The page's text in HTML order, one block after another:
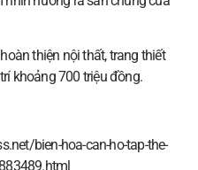
thiện nội thất, trang thiết
khoảng 700 triệu đồng.
bien-hoa-can-ho-tap-the-